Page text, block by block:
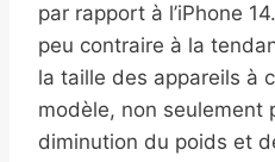
par rapport à l’iPhone
peu contraire à la
la taille des appareils à
modèle, non seulement
diminution du poids et